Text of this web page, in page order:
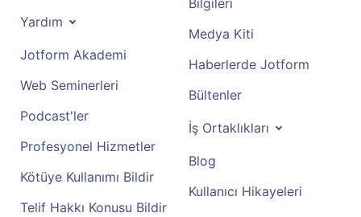
Yardım
Jotform Akademi
Web Seminerleri
Podcast'ler
Profesyonel Hizmetler
Kötüye Kullanımı Bildir
Telif Hakkı Konusu Bildir
Bilgileri
Medya Kiti
Haberlerde Jotform
Bültenler
İş Ortaklıkları
Blog
Kullanıcı Hikayeleri